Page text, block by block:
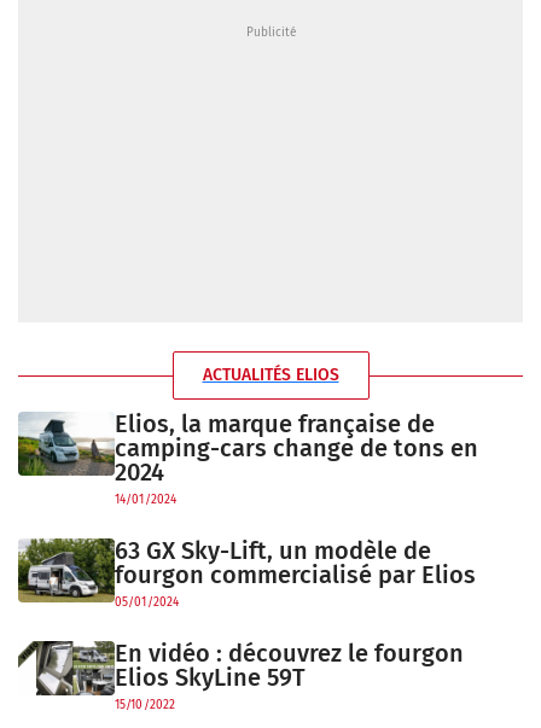
ACTUALITÉS ELIOS
Elios, la marque française de
camping-cars change de tons en
2024
14/01/2024
63 GX Sky-Lift, un modèle de
fourgon commercialisé par Elios
05/01/2024
En vidéo : découvrez le fourgon
Elios SkyLine 59T
15/10/2022